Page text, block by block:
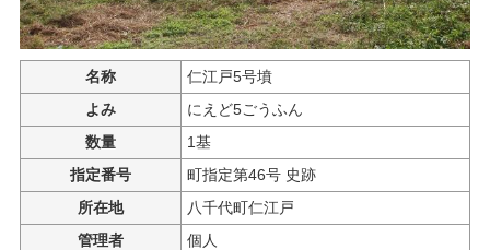
名称
仁江戸5号墳
よみ
にえど5ごうふん
数量
1基
指定番号
町指定第46号 史跡
所在地
八千代町仁江戸
管理者
個人